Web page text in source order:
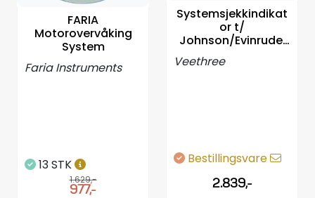
FARIA
Motorovervåking
System
Faria Instruments
13 STK
1.629,-
977,-
Systemsjekkindikat
or t/
Johnson/Evinrude,
Veethree Arctic 2"
Veethree
Bestillingsvare
2.839,-
Styring/kontroll
Anoder